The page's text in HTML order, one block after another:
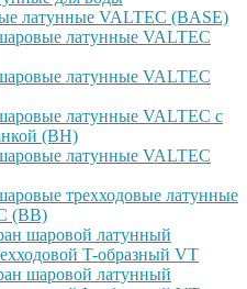
латунные VALTEC (BASE)
латунные VALTEC
латунные VALTEC
латунные VALTEC с
(ВН)
латунные VALTEC
трехходовые латунные
(ВВ)
шаровой латунный
T-образный VT
шаровой латунный